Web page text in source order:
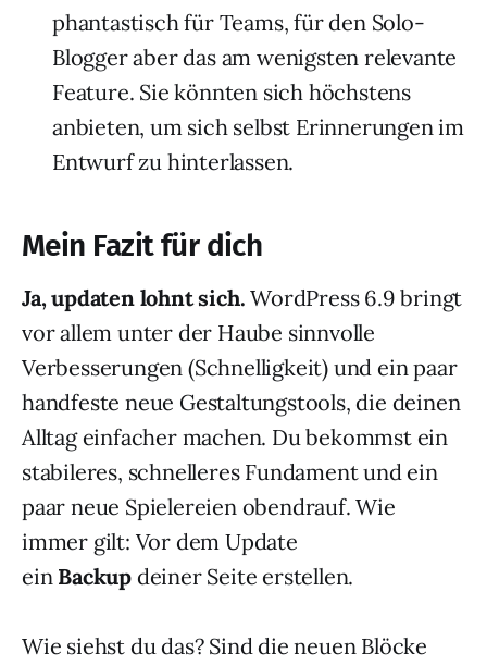
phantastisch für Teams, für den Solo-
Blogger aber das am wenigsten relevante
Feature. Sie könnten sich höchstens
anbieten, um sich selbst Erinnerungen im
Entwurf zu hinterlassen.
Mein Fazit für dich
Ja, updaten lohnt sich. WordPress 6.9 bringt
vor allem unter der Haube sinnvolle
Verbesserungen (Schnelligkeit) und ein paar
handfeste neue Gestaltungstools, die deinen
Alltag einfacher machen. Du bekommst ein
stabileres, schnelleres Fundament und ein
paar neue Spielereien obendrauf. Wie
immer gilt: Vor dem Update
ein Backup deiner Seite erstellen.
Wie siehst du das? Sind die neuen Blöcke